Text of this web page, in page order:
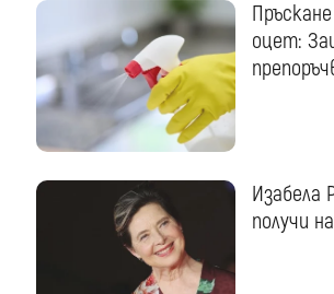
оцет:
Изабела
получи